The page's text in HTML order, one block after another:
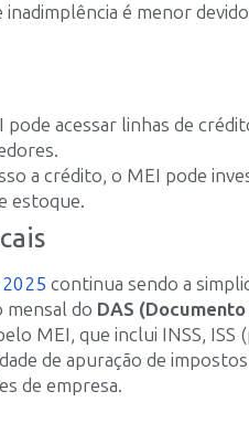
é menor
pode acessar linhas de
a crédito, o MEI pode
estoque.
continua sendo a
mensal do DAS
MEI, que inclui INSS, ISS
de apuração de
de empresa.